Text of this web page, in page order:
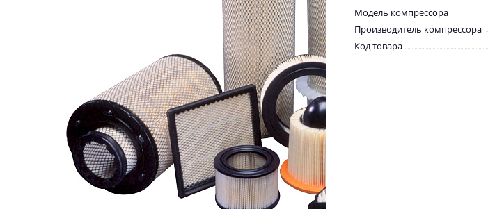
Модель компрессора
Производитель компрессора
Код товара